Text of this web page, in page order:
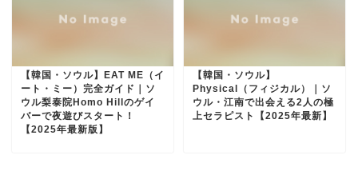
【韓国・ソウル】EAT ME（イ
ート・ミー）完全ガイド｜ソ
ウル梨泰院Homo Hillのゲイ
バーで夜遊びスタート！
【2025年最新版】
【韓国・ソウル】
Physical（フィジカル）｜ソ
ウル・江南で出会える2人の極
上セラピスト【2025年最新】